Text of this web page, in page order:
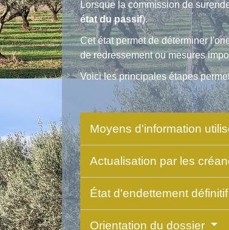
Lorsque la commission de
état du passif).
Cet état permet de déterminer
de redressement ou mesures
Voici les principales étapes
Moyens d'information
Actualisation par les
État d'endettement
Orientation du dossier